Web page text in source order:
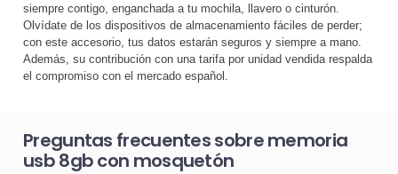
siempre contigo, enganchada a tu mochila, llavero o cinturón.
Olvídate de los dispositivos de almacenamiento fáciles de perder;
con este accesorio, tus datos estarán seguros y siempre a mano.
Además, su contribución con una tarifa por unidad vendida respalda
el compromiso con el mercado español.
Preguntas frecuentes sobre memoria
usb 8gb con mosquetón